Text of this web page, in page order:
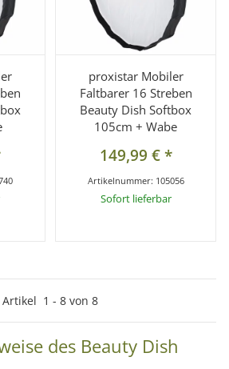
proxistar Mobiler
Faltbarer 16 Streben
Beauty Dish Softbox
105cm + Wabe
149,99 €*
Artikelnummer: 105056
Sofort lieferbar
Artikel 1 - 8 von 8
des Beauty Dish